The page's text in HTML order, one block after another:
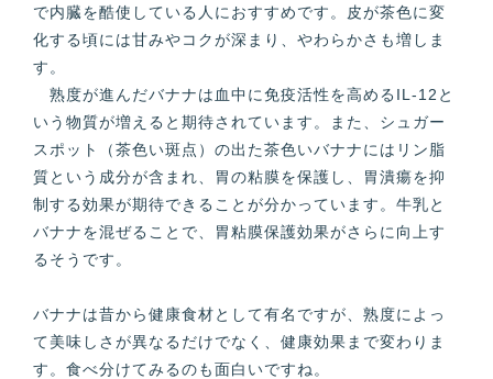
で内臓を酷使している人におすすめです。皮が茶色に変
化する頃には甘みやコクが深まり、やわらかさも増しま
す。
熟度が進んだバナナは血中に免疫活性を高めるIL-12と
いう物質が増えると期待されています。また、シュガー
スポット（茶色い斑点）の出た茶色いバナナにはリン脂
質という成分が含まれ、胃の粘膜を保護し、胃潰瘍を抑
制する効果が期待できることが分かっています。牛乳と
バナナを混ぜることで、胃粘膜保護効果がさらに向上す
るそうです。
バナナは昔から健康食材として有名ですが、熟度によっ
て美味しさが異なるだけでなく、健康効果まで変わりま
す。食べ分けてみるのも面白いですね。